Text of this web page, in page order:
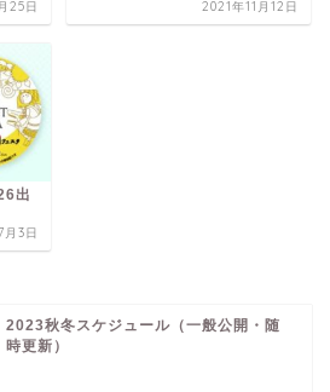
25日 2021年11月12日
出
3日
2023秋冬スケジュール（一般公開・随
時更新）